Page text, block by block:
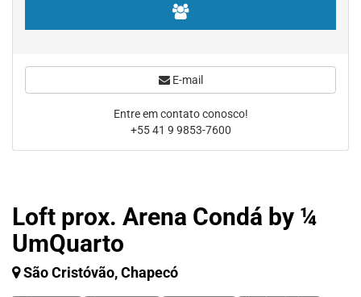
Loft prox. Arena Condá by ¼
UmQuarto
São Cristóvão, Chapecó
E-mail
Entre em contato conosco!
+55 41 9 9853-7600